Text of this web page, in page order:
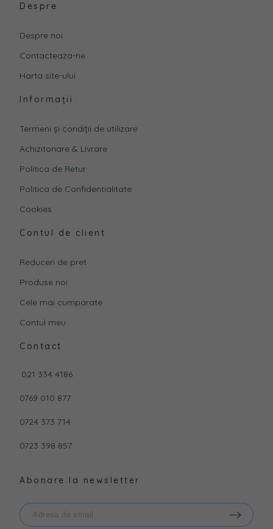
Despre
Despre noi
Contacteaza-ne
Harta site-ului
Informații
Termeni și condiții de utilizare
Achizitonare & Livrare
Politica de Retur
Politica de Confidentialitate
Cookies
Contul de client
Reduceri de pret
Produse noi
Cele mai cumparate
Contul meu
Contact
021 334 4186
0769 010 877
0724 373 714
0723 398 857
Abonare la newsletter